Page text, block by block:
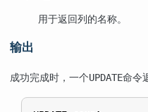
用于返回列的名称。
输出
成功完成时，一个UPDATE命令